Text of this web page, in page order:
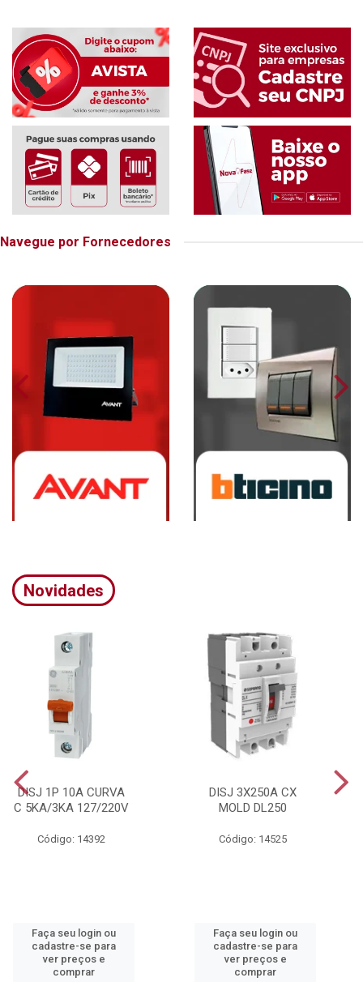
Navegue por Fornecedores
Novidades
DISJ 1P 10A CURVA
C 5KA/3KA 127/220V
Código: 14392
Faça seu login ou
cadastre-se para
ver preços e
comprar
DISJ 3X250A CX
MOLD DL250
Código: 14525
Faça seu login ou
cadastre-se para
ver preços e
comprar